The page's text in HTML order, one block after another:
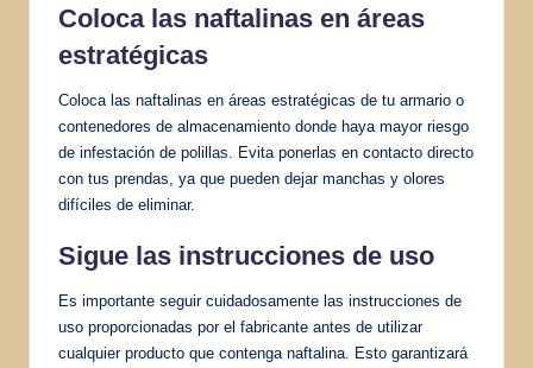
Coloca las naftalinas en áreas
estratégicas
Coloca las naftalinas en áreas estratégicas de tu armario o
contenedores de almacenamiento donde haya mayor riesgo
de infestación de polillas. Evita ponerlas en contacto directo
con tus prendas, ya que pueden dejar manchas y olores
difíciles de eliminar.
Sigue las instrucciones de uso
Es importante seguir cuidadosamente las instrucciones de
uso proporcionadas por el fabricante antes de utilizar
cualquier producto que contenga naftalina. Esto garantizará